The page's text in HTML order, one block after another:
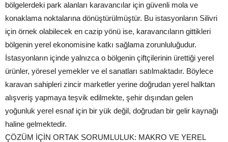
bölgelerdeki park alanları karavancılar için güvenli mola ve
konaklama noktalarına dönüştürülmüştür. Bu istasyonların Silivri
için örnek olabilecek en cazip yönü ise, karavancıların gittikleri
bölgenin yerel ekonomisine katkı sağlama zorunluluğudur.
İstasyonların içinde yalnızca o bölgenin çiftçilerinin ürettiği yerel
ürünler, yöresel yemekler ve el sanatları satılmaktadır. Böylece
karavan sahipleri zincir marketler yerine doğrudan yerel halktan
alışveriş yapmaya teşvik edilmekte, şehir dışından gelen
yoğunluk yerel esnaf için bir yük değil, doğrudan bir gelir kaynağı
haline gelmektedir.
ÇÖZÜM İÇİN ORTAK SORUMLULUK: MAKRO VE YEREL